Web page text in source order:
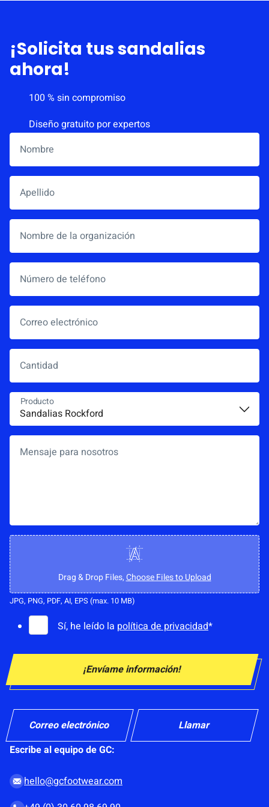
¡Solicita tus sandalias
ahora!
100 % sin compromiso
Diseño gratuito por expertos
Escribe al equipo de GC:
hello@gcfootwear.com
Nombre
Apellido
Nombre de la organización
Número de teléfono
Correo electrónico
Cantidad
Producto
Mensaje para nosotros
S
u
b
i
g
Drag & Drop Files,Choose Files to Upload
JPG, PNG, PDF, AI, EPS (max. 10 MB)
n
s
e
n
t
i
m
i
e
Sí, he leído la política de privacidad*
¡Envíame información!
Correo electrónico Llamar